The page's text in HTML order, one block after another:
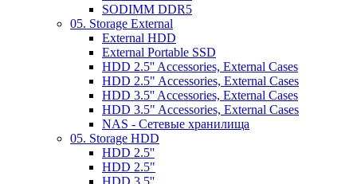
SODIMM DDR5
05. Storage External
External HDD
External Portable SSD
HDD 2.5'' Accessories, External Cases
HDD 2.5" Accessories, External Cases
HDD 3.5'' Accessories, External Cases
HDD 3.5" Accessories, External Cases
NAS - Сетевые хранилища
05. Storage HDD
HDD 2.5''
HDD 2.5"
HDD 3.5''